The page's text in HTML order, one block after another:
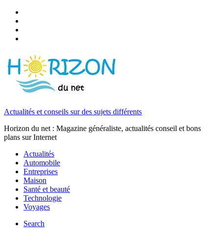
Actualités et conseils sur des sujets différents
Horizon du net : Magazine généraliste, actualités conseil et bons
plans sur Internet
Actualités
Automobile
Entreprises
Maison
Santé et beauté
Technologie
Voyages
Search